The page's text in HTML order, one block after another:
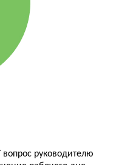
руководителю